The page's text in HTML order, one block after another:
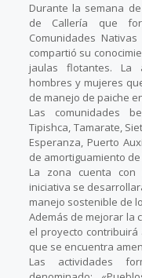
Durante la semana
de Callería que
Comunidades Nativas
compartió su
jaulas flotantes. La
hombres y mujeres
de manejo de paiche
Las comunidades
Tipishca, Tamarate,
Esperanza, Puerto
de amortiguamiento
La zona cuenta
iniciativa se
manejo sostenible de
Además de mejorar la
el proyecto contribuirá
que se encuentra
Las actividades